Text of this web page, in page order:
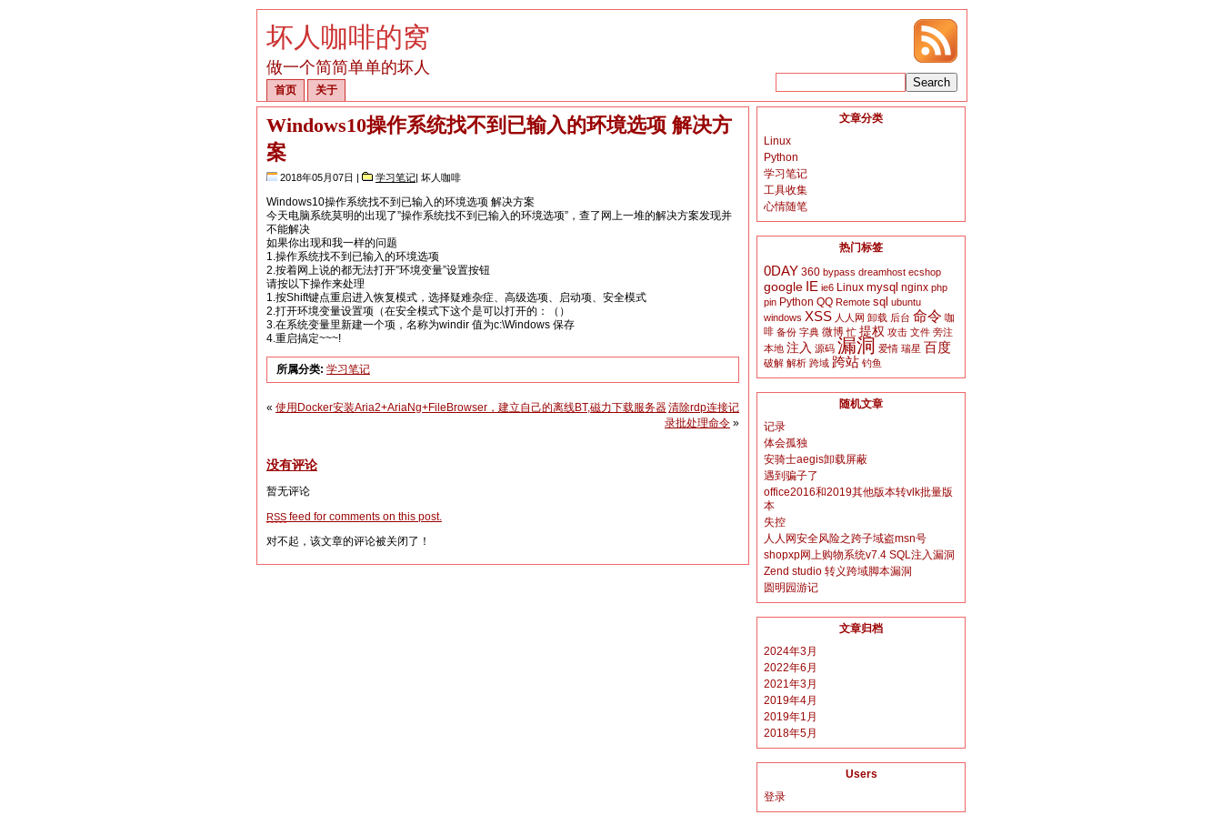
坏人咖啡的窝
做一个简简单单的坏人
首页 关于
Windows10操作系统找不到已输入的环境选项 解决方
案
2018年05月07日 | 学习笔记| 坏人咖啡
Windows10操作系统找不到已输入的环境选项 解决方案
今天电脑系统莫明的出现了”操作系统找不到已输入的环境选项”，查了网上一堆的解决方案发现并
不能解决
如果你出现和我一样的问题
1.操作系统找不到已输入的环境选项
2.按着网上说的都无法打开”环境变量”设置按钮
请按以下操作来处理
1.按Shift键点重启进入恢复模式，选择疑难杂症、高级选项、启动项、安全模式
2.打开环境变量设置项（在安全模式下这个是可以打开的：（）
3.在系统变量里新建一个项，名称为windir 值为c:\Windows 保存
4.重启搞定~~~!
所属分类: 学习笔记
« 使用Docker安装Aria2+AriaNg+FileBrowser，建立自己的离线BT,磁力下载服务器清除rdp连接记
录批处理命令 »
没有评论
暂无评论
RSS feed for comments on this post.
对不起，该文章的评论被关闭了！
文章分类
Linux
Python
学习笔记
工具收集
心情随笔
热门标签
0DAY 360 bypass dreamhost ecshop
google IE ie6 Linux mysql nginx php
pin Python QQ Remote sql ubuntu
windows XSS 人人网 卸载 后台 命令 咖
啡 备份 字典 微博 忙 提权 攻击 文件 旁注
本地 注入 源码 漏洞 爱情 瑞星 百度
破解 解析 跨域 跨站 钓鱼
随机文章
记录
体会孤独
安骑士aegis卸载屏蔽
遇到骗子了
office2016和2019其他版本转vlk批量版
本
失控
人人网安全风险之跨子域盗msn号
shopxp网上购物系统v7.4 SQL注入漏洞
Zend studio 转义跨域脚本漏洞
圆明园游记
文章归档
2024年3月
2022年6月
2021年3月
2019年4月
2019年1月
2018年5月
Users
登录